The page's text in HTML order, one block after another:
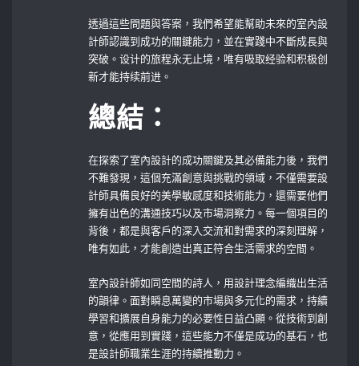
透過這些問題與答案，我們希望能幫助未來的室內設
計師認識到成功的關鍵能力，並在實踐中不斷成長與
突破。设计的旅程永无止境，唯有吸取经验和积极创
新才能持续前进。
總結：
在探索了室內設計的成功關鍵及其必備能力後，我們
不難發現，這個充滿創意與挑戰的領域，不僅需要設
計師具備良好的美學敏感度和技術能力，還需要他們
擁有出色的溝通技巧以及市場洞察力。每一個項目的
背後，都是與客戶的深入交流和對需求的深刻理解，
唯有如此，才能創造出真正符合生活需求的空間。
室內設計師如同空間的詩人，用設計理念編織出生活
的韻律。面對瞬息萬變的市場與多元化的需求，持續
學習和擴展自身能力的必要性日益凸顯。從技術到創
意，從應用到實踐，這些能力不僅是成功的基石，也
是設計師職業生涯的持續推動力。